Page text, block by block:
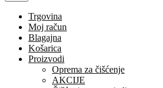
Trgovina
Moj račun
Blagajna
Košarica
Proizvodi
Oprema za čišćenje
AKCIJE